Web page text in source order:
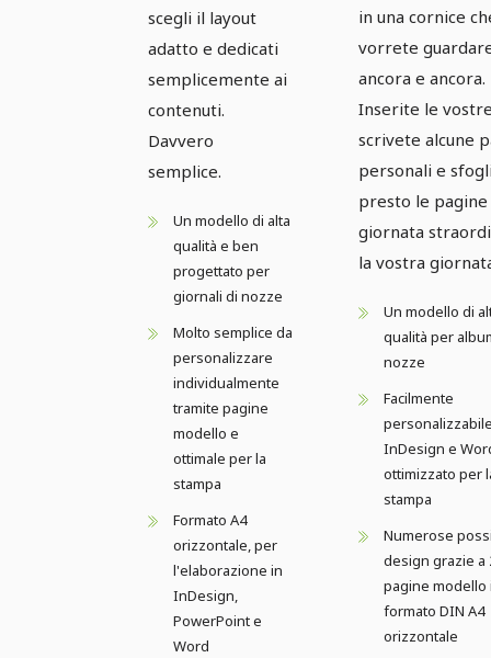
scegli il layout
adatto e dedicati
semplicemente ai
contenuti.
Davvero
semplice.
Un modello di alta
qualità e ben
progettato per
giornali di nozze
Molto semplice da
personalizzare
individualmente
tramite pagine
modello e
ottimale per la
stampa
Formato A4
orizzontale, per
l'elaborazione in
InDesign,
PowerPoint e
Word
in una cornice
vorrete
ancora e ancora.
Inserite le
scrivete alcune
personali e
presto le pagine
giornata
la vostra
Un modello di
qualità per
nozze
Facilmente
InDesign e
ottimizzato per
stampa
Numerose
design grazie a
pagine modello
formato DIN A4
orizzontale